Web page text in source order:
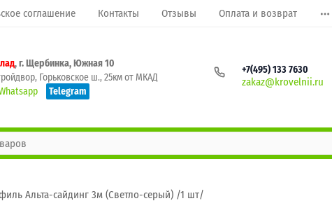
соглашение Контакты Отзывы Оплата и возврат
, г. Щербинка, Южная 10
Горьковское ш., 25км от МКАД
Telegram
+7(495) 133 7630
zakaz@krovelnii.ru
Альта-сайдинг 3м (Светло-серый) /1 шт/